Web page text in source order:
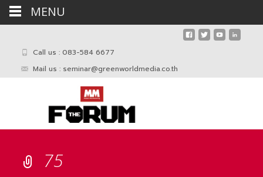
Call us : 083-584 6677
Mail us : seminar@greenworldmedia.co.th
75
MENU